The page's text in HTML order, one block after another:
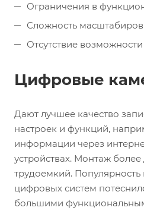
Ограничения в
Сложность
Отсутствие
Цифровые
Дают лучшее качество
настроек и функций,
информации через
устройствах. Монтаж
трудоемкий.
цифровых систем
большими